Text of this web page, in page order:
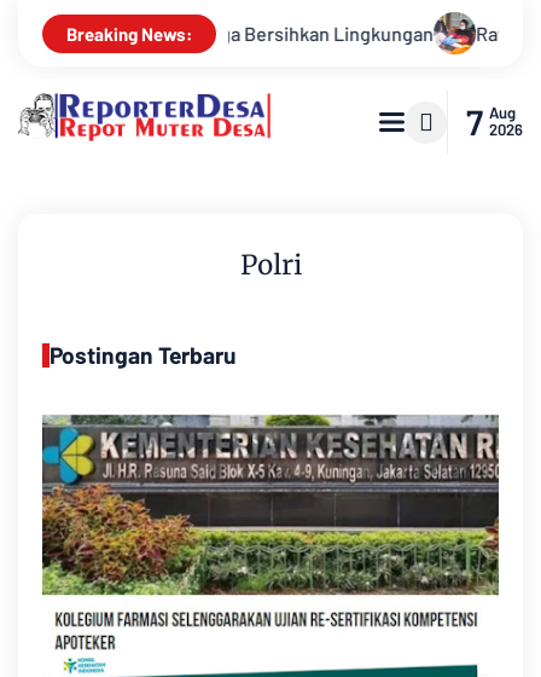
Breaking News:
Bersihkan Lingkungan Ratusan Warga Antusias Ikuti
7 Aug
2026
Polri
Postingan Terbaru